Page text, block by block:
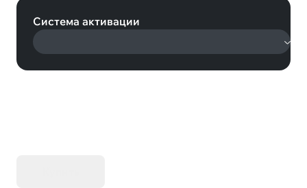
Система активации